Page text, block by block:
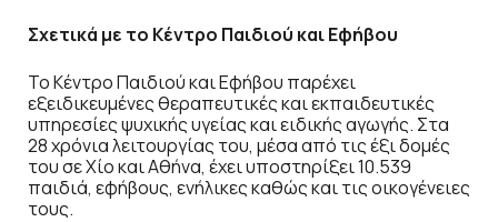
Σχετικά με το Κέντρο Παιδιού και Εφήβου
Το Κέντρο Παιδιού και Εφήβου παρέχει
εξειδικευμένες θεραπευτικές και εκπαιδευτικές
υπηρεσίες ψυχικής υγείας και ειδικής αγωγής. Στα
28 χρόνια λειτουργίας του, μέσα από τις έξι δομές
του σε Χίο και Αθήνα, έχει υποστηρίξει 10.539
παιδιά, εφήβους, ενήλικες καθώς και τις οικογένειες
τους.